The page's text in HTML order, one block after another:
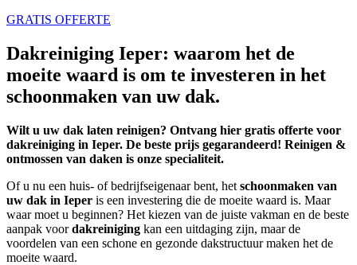
GRATIS OFFERTE
Dakreiniging Ieper: waarom het de
moeite waard is om te investeren in het
schoonmaken van uw dak.
Wilt u uw dak laten reinigen? Ontvang hier gratis offerte voor
dakreiniging in Ieper. De beste prijs gegarandeerd! Reinigen &
ontmossen van daken is onze specialiteit.
Of u nu een huis- of bedrijfseigenaar bent, het schoonmaken van
uw dak in Ieper is een investering die de moeite waard is. Maar
waar moet u beginnen? Het kiezen van de juiste vakman en de beste
aanpak voordakreiniging kan een uitdaging zijn, maar de
voordelen van een schone en gezonde dakstructuur maken het de
moeite waard.